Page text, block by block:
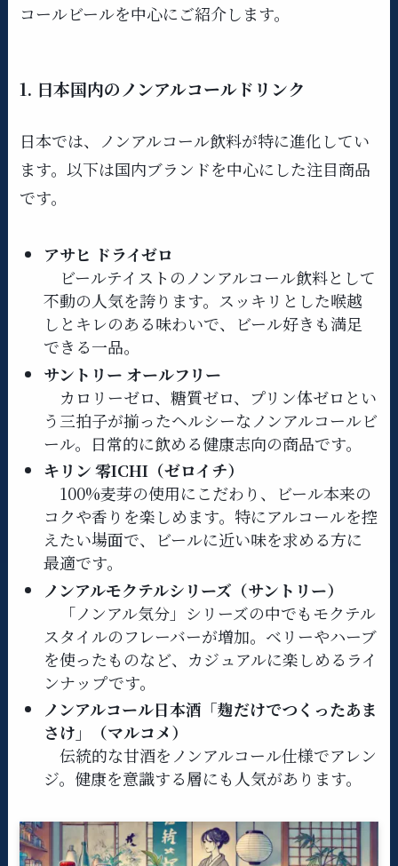
コールビールを中心にご紹介します。
1. 日本国内のノンアルコールドリンク
日本では、ノンアルコール飲料が特に進化してい
ます。以下は国内ブランドを中心にした注目商品
です。
アサヒ ドライゼロ
ビールテイストのノンアルコール飲料として
不動の人気を誇ります。スッキリとした喉越
しとキレのある味わいで、ビール好きも満足
できる一品。
サントリー オールフリー
カロリーゼロ、糖質ゼロ、プリン体ゼロとい
う三拍子が揃ったヘルシーなノンアルコールビ
ール。日常的に飲める健康志向の商品です。
キリン 零ICHI（ゼロイチ）
100%麦芽の使用にこだわり、ビール本来の
コクや香りを楽しめます。特にアルコールを控
えたい場面で、ビールに近い味を求める方に
最適です。
ノンアルモクテルシリーズ（サントリー）
「ノンアル気分」シリーズの中でもモクテル
スタイルのフレーバーが増加。ベリーやハーブ
を使ったものなど、カジュアルに楽しめるライ
ンナップです。
ノンアルコール日本酒「麹だけでつくったあま
さけ」（マルコメ）
伝統的な甘酒をノンアルコール仕様でアレン
ジ。健康を意識する層にも人気があります。